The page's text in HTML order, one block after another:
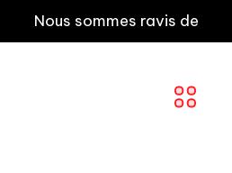
Nous sommes ravis de